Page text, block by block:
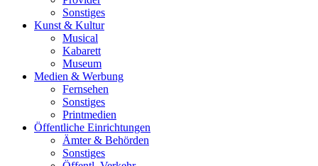
Sonstiges
Kunst & Kultur
Musical
Kabarett
Museum
Medien & Werbung
Fernsehen
Sonstiges
Printmedien
Öffentliche Einrichtungen
Ämter & Behörden
Sonstiges